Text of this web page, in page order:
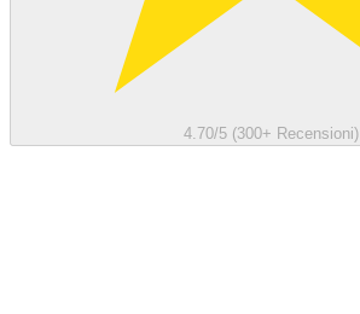
4.70/5 (300+ Recensioni)